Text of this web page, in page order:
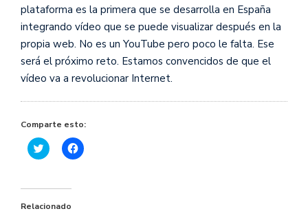
plataforma es la primera que se desarrolla en España
integrando vídeo que se puede visualizar después en la
propia web. No es un YouTube pero poco le falta. Ese
será el próximo reto. Estamos convencidos de que el
vídeo va a revolucionar Internet.
Comparte esto:
Haz
clic
Twitter
abre
Haz
clic
Relacionado